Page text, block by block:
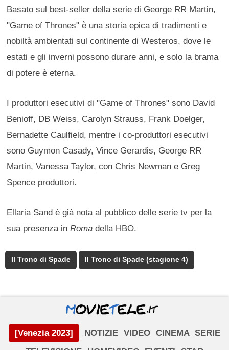
Basato sul best-seller della serie di George RR Martin,
"Game of Thrones" è una storia epica di tradimenti e
nobiltà ambientati sul continente di Westeros, dove le
estati e gli inverni possono durare anni, e solo la brama
di potere è eterna.
I produttori esecutivi di "Game of Thrones" sono David
Benioff, DB Weiss, Carolyn Strauss, Frank Doelger,
Bernadette Caulfield, mentre i co-produttori esecutivi
sono Guymon Casady, Vince Gerardis, George RR
Martin, Vanessa Taylor, con Chris Newman e Greg
Spence produttori.
Ellaria Sand è già nota al pubblico delle serie tv per la
sua presenza inRoma della HBO.
Il Trono di Spade Il Trono di Spade (stagione 4)
[Venezia 2023] NOTIZIE VIDEO CINEMA SERIE